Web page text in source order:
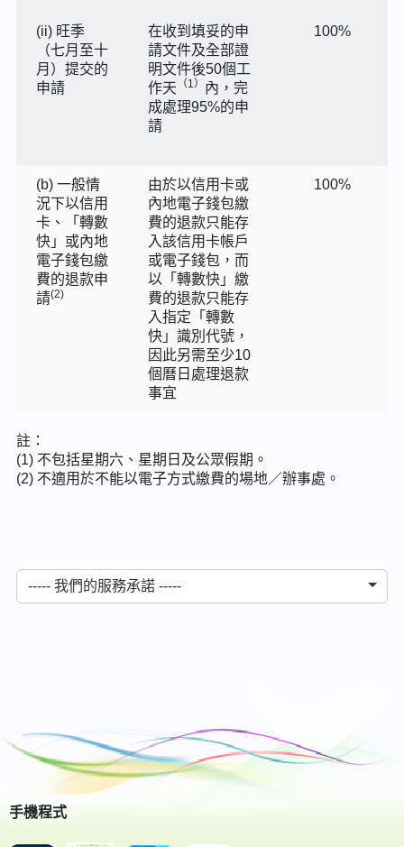
(ii) 旺季
（七月至十
月）提交的
申請
在收到填妥的申
請文件及全部證
明文件後50個工
作天 （1） 內，完
成處理95%的申
請
100%
(b) 一般情
況下以信用
卡、「轉數
快」或內地
電子錢包繳
費的退款申
請(2)
由於以信用卡或
內地電子錢包繳
費的退款只能存
入該信用卡帳戶
或電子錢包，而
以「轉數快」繳
費的退款只能存
入指定「轉數
快」識別代號，
因此另需至少10
個曆日處理退款
事宜
100%
註：
(1) 不包括星期六、星期日及公眾假期。
(2) 不適用於不能以電子方式繳費的場地／辦事處。
----- 我們的服務承諾 -----
手機程式